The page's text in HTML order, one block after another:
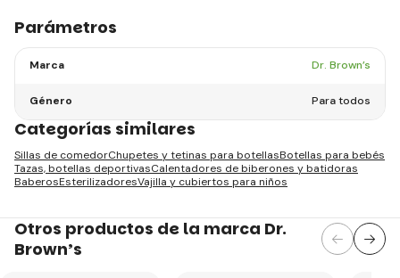
Parámetros
Marca Dr. Brown’s
Género Para todos
Categorías similares
Sillas de comedorChupetes y tetinas para botellasBotellas para bebés
Tazas, botellas deportivasCalentadores de biberones y batidoras
BaberosEsterilizadoresVajilla y cubiertos para niños
Otros productos de la marca Dr.
Brown’s